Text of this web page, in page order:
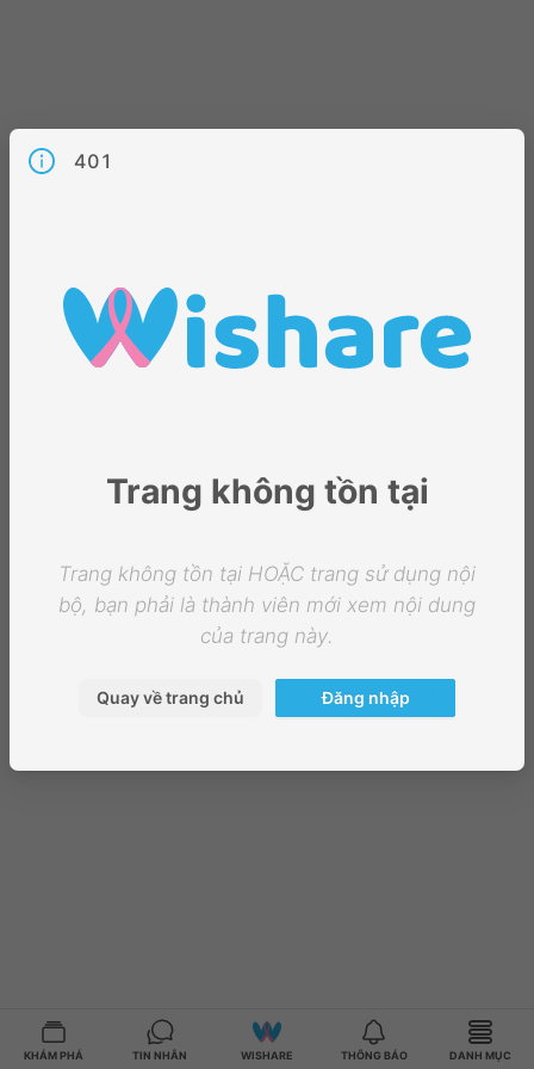
KHÁM PHÁ TIN NHẮN WISHARE THÔNG BÁO DANH MỤC
401
Trang không tồn tại
Trang không tồn tại HOẶC trang sử dụng nội
bộ, bạn phải là thành viên mới xem nội dung
của trang này.
Quay về trang chủ Đăng nhập